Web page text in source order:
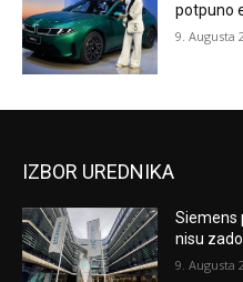
potpuno
9. Augusta
IZBOR UREDNIKA
Siemens
nisu
9. Augusta